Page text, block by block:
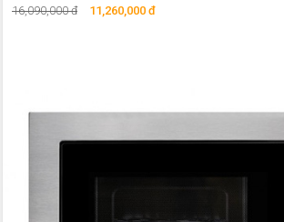
16,090,000 đ 11,260,000 đ